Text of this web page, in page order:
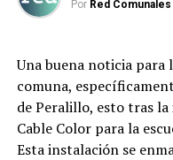
Por Red Comunales
Una buena noticia para
comuna,
de Peralillo, esto tras
Cable Color para la
Esta instalación se